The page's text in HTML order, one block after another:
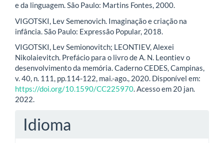
e da linguagem. São Paulo: Martins Fontes, 2000.
VIGOTSKI, Lev Semenovich. Imaginação e criação na
infância. São Paulo: Expressão Popular, 2018.
VIGOTSKI, Lev Semionovitch; LEONTIEV, Alexei
Nikolaievitch. Prefácio para o livro de A. N. Leontiev o
desenvolvimento da memória. Caderno CEDES, Campinas,
v. 40, n. 111, pp.114-122, mai.-ago., 2020. Disponível em:
https://doi.org/10.1590/CC225970. Acesso em 20 jan.
2022.
Idioma